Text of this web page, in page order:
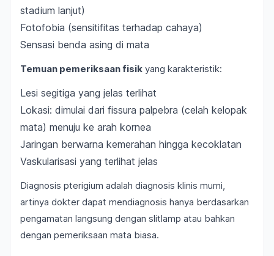
stadium lanjut)
Fotofobia (sensitifitas terhadap cahaya)
Sensasi benda asing di mata
Temuan pemeriksaan fisik yang karakteristik:
Lesi segitiga yang jelas terlihat
Lokasi: dimulai dari fissura palpebra (celah kelopak
mata) menuju ke arah kornea
Jaringan berwarna kemerahan hingga kecoklatan
Vaskularisasi yang terlihat jelas
Diagnosis pterigium adalah diagnosis klinis murni,
artinya dokter dapat mendiagnosis hanya berdasarkan
pengamatan langsung dengan slitlamp atau bahkan
dengan pemeriksaan mata biasa.